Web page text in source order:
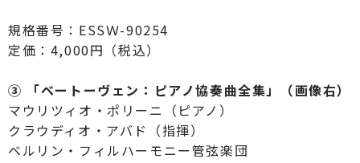
規格番号：ESSＷ-90254
定価：4,000円（税込）
③ 「ベートーヴェン：ピアノ協奏曲全集」（画像右）
マウリツィオ・ポリーニ（ピアノ）
クラウディオ・アバド（指揮）
ベルリン・フィルハーモニー管弦楽団